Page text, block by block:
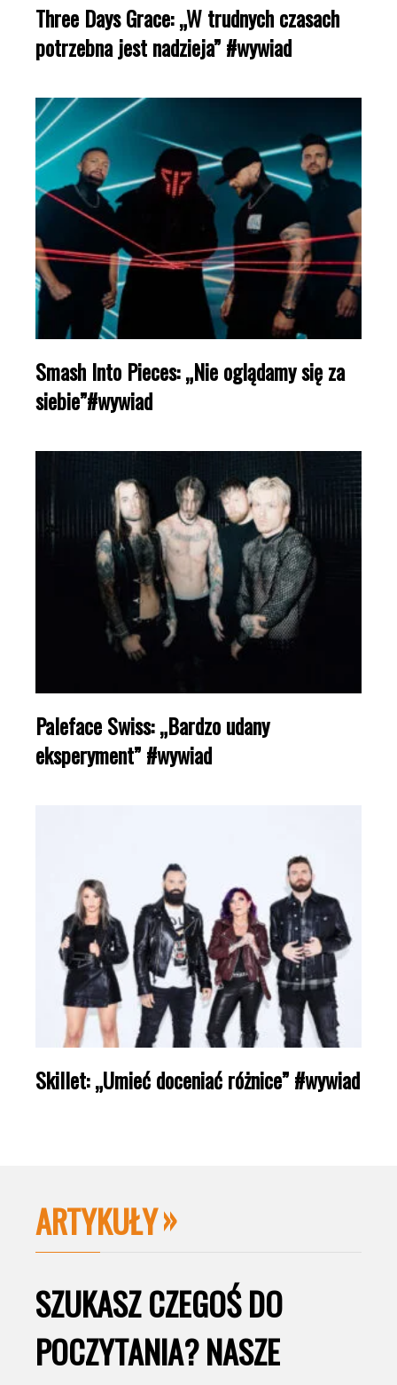
Three Days Grace: „W trudnych czasach
potrzebna jest nadzieja” #wywiad
Smash Into Pieces: „Nie oglądamy się za
siebie”#wywiad
Paleface Swiss: „Bardzo udany
eksperyment” #wywiad
Skillet: „Umieć doceniać różnice” #wywiad
ARTYKUŁY
SZUKASZ CZEGOŚ DO
POCZYTANIA? NASZE